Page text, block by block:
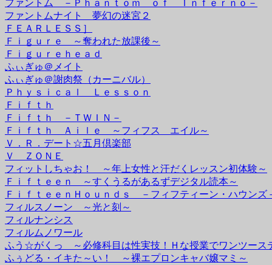
ファントム －Ｐｈａｎｔｏｍ ｏｆ Ｉｎｆｅｒｎｏ－
ファントムナイト 夢幻の迷宮２
ＦＥＡＲＬＥＳＳ］
Ｆｉｇｕｒｅ ～奪われた放課後～
Ｆｉｇｕｒｅｈｅａｄ
ふぃぎゅ＠メイト
ふぃぎゅ＠謝肉祭（カーニバル）
Ｐｈｙｓｉｃａｌ Ｌｅｓｓｏｎ
Ｆｉｆｔｈ
Ｆｉｆｔｈ －ＴＷＩＮ－
Ｆｉｆｔｈ Ａｉｌｅ ～フィフス エイル～
Ｖ．Ｒ．デート☆五月倶楽部
Ｖ ＺＯＮＥ
フィットしちゃお！ ～年上女性と汗だくレッスン初体験～
Ｆｉｆｔｅｅｎ ～すくうるがあるずデジタル読本～
ＦｉｆｔｅｅｎＨｏｕｎｄｓ －フィフティーン・ハウンズ
フィルスノーン ～光と刻～
フィルナンシス
フィルムノワール
ふう☆がくっ ～必修科目は性実技！Ｈな授業でワンツース
ふぅどる・イキた～い！ ～裸エプロンキャバ嬢マミ～